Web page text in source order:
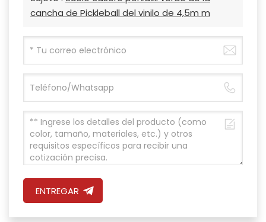
cancha de Pickleball del vinilo de 4,5m m
ENTREGAR